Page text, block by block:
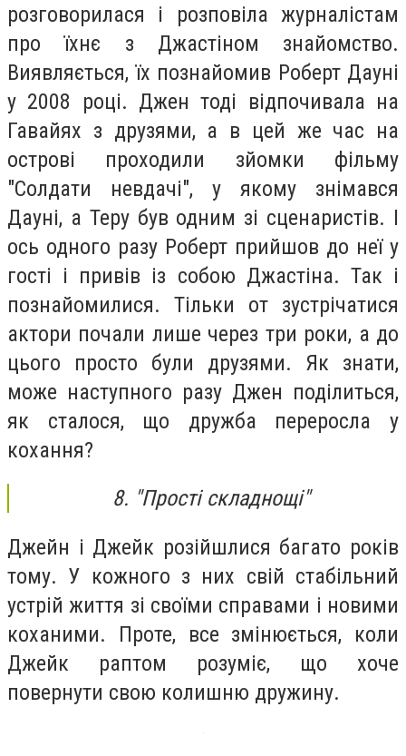
розговорилася і розповіла журналістам
про їхнє з Джастіном знайомство.
Виявляється, їх познайомив Роберт Дауні
у 2008 році. Джен тоді відпочивала на
Гавайях з друзями, а в цей же час на
острові проходили зйомки фільму
"Солдати невдачі", у якому знімався
Дауні, а Теру був одним зі сценаристів. І
ось одного разу Роберт прийшов до неї у
гості і привів із собою Джастіна. Так і
познайомилися. Тільки от зустрічатися
актори почали лише через три роки, а до
цього просто були друзями. Як знати,
може наступного разу Джен поділиться,
як сталося, що дружба переросла у
кохання?
8. "Прості складнощі"
Джейн і Джейк розійшлися багато років
тому. У кожного з них свій стабільний
устрій життя зі своїми справами і новими
коханими. Проте, все змінюється, коли
Джейк раптом розуміє, що хоче
повернути свою колишню дружину.